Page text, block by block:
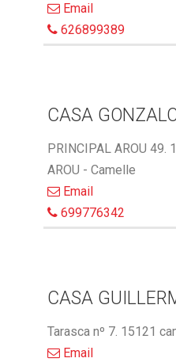
Email
626899389
CASA
PRINCIPAL AROU 49.
AROU - Camelle
Email
699776342
CASA
Tarasca nº 7. 15121
Email